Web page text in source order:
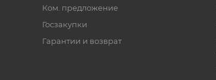
Ком. предложение
Госзакупки
Гарантии и возврат